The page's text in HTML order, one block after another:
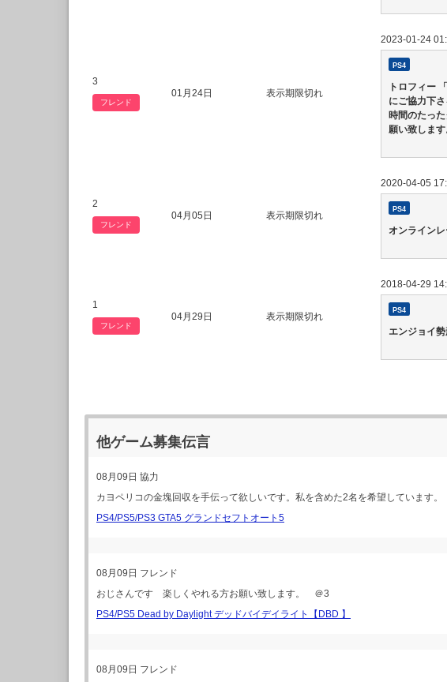
3
フレンド
01月24日 表示期限切れ
2023-01-24
PS4
トロフィー
にご協力下
時間のたっ
願い致します
2
フレンド
04月05日 表示期限切れ
2020-04-05
PS4
オンライン
1
フレンド
04月29日 表示期限切れ
2018-04-29
PS4
エンジョイ
他ゲーム募集伝言
08月09日 協力
カヨペリコの金塊回収を手伝って欲しいです。私を含めた2名を希望しています。
PS4/PS5/PS3 GTA5 グランドセフトオート5
08月09日 フレンド
おじさんです 楽しくやれる方お願い致します。 ＠3
PS4/PS5 Dead by Daylight デッドバイデイライト【DBD 】
08月09日 フレンド